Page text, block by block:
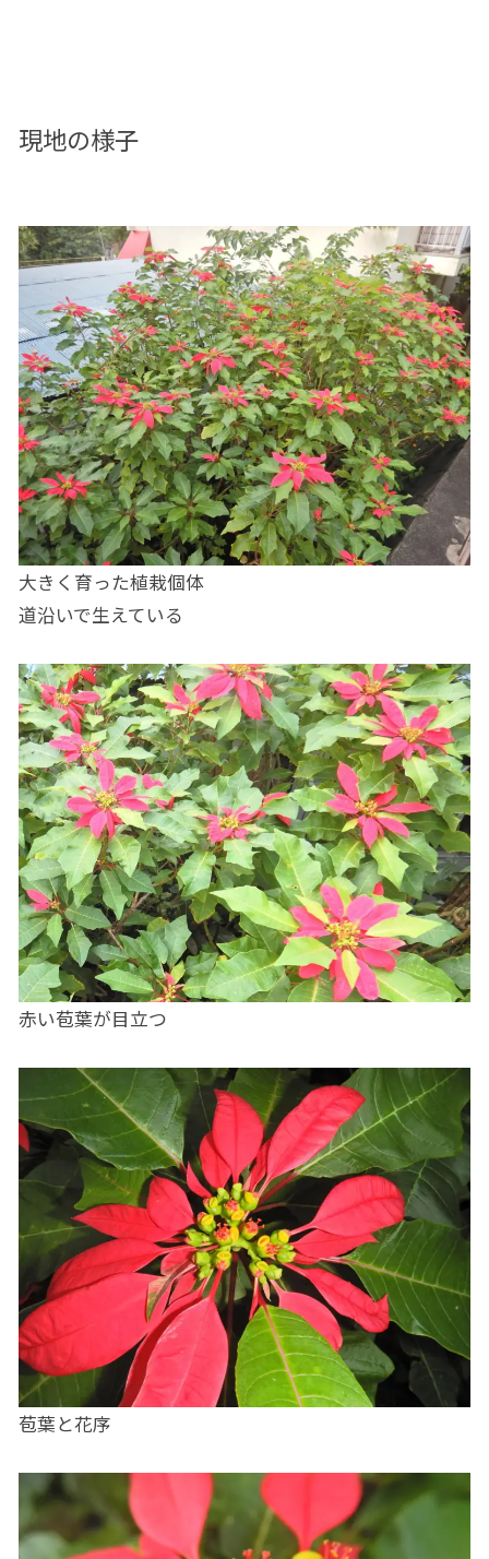
現地の様子
大きく育った植栽個体
道沿いで生えている
赤い苞葉が目立つ
苞葉と花序